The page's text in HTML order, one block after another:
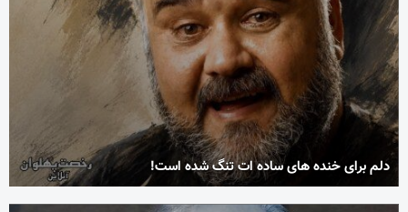
دلم برای خنده های ساده ات تنگ شده است!